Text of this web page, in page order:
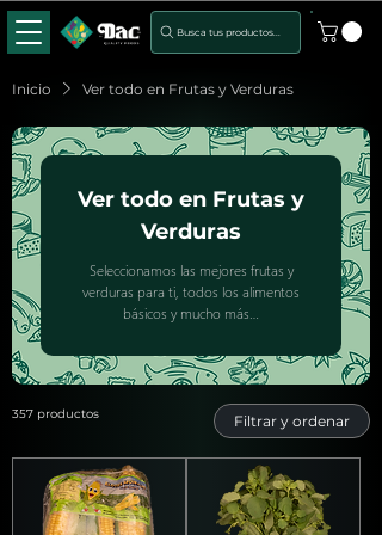
Busca tus productos...
Inicio Ver todo en Frutas y Verduras
Ver todo en Frutas y
Verduras
Seleccionamos las mejores frutas y
verduras para ti, todos los alimentos
básicos y mucho más…
357 productos Filtrar y ordenar